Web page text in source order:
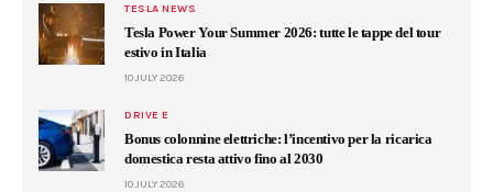
TESLA NEWS
Tesla Power Your Summer 2026: tutte le tappe del tour
estivo in Italia
10 JULY 2026
DRIVE E
Bonus colonnine elettriche: l’incentivo per la ricarica
domestica resta attivo fino al 2030
10 JULY 2026